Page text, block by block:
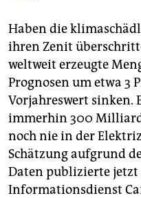
genossenschaft
epaper login
Haben die
ihren Zenit
weltweit erzeugte
Prognosen um etwa 3
Vorjahreswert sinken.
immerhin 300
noch nie in der
Schätzung aufgrund
Daten publizierte jetzt
Informationsdienst